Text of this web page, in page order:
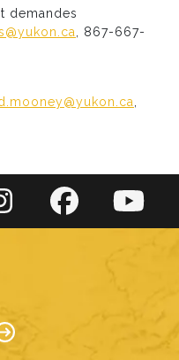
demandes
, 867-667-